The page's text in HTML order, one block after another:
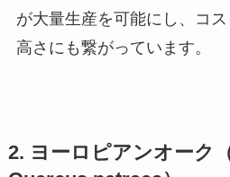
が大量生産を可能にし、コ
高さにも繋がっています。
2. ヨーロピアンオーク